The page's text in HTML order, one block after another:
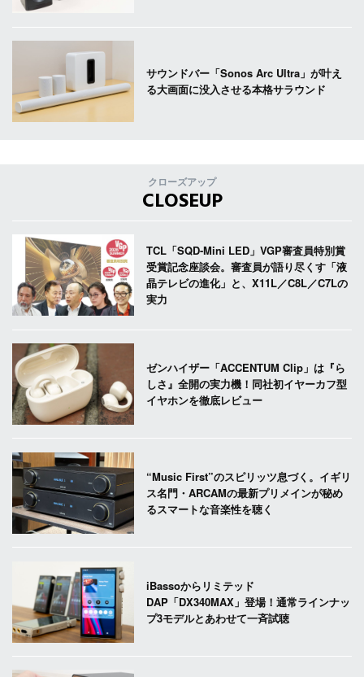
サウンドバー「Sonos Arc Ultra」が叶え
る大画面に没入させる本格サラウンド
クローズアップ
CLOSEUP
TCL「SQD-Mini LED」VGP審査員特別賞
受賞記念座談会。審査員が語り尽くす「液
晶テレビの進化」と、X11L／C8L／C7Lの
実力
ゼンハイザー「ACCENTUM Clip」は『ら
しさ』全開の実力機！同社初イヤーカフ型
イヤホンを徹底レビュー
“Music First”のスピリッツ息づく。イギリ
ス名門・ARCAMの最新プリメインが秘め
るスマートな音楽性を聴く
iBassoからリミテッド
DAP「DX340MAX」登場！通常ラインナッ
プ3モデルとあわせて一斉試聴